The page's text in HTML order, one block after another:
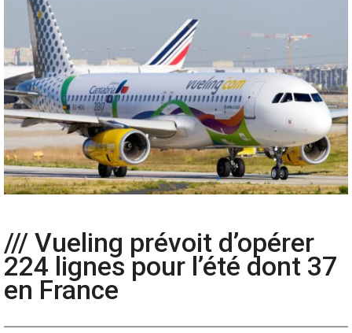
/// Vueling prévoit d’opérer
224 lignes pour l’été dont 37
en France